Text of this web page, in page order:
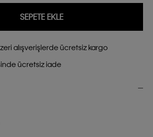
SEPETE EKLE
alışverişlerde ücretsiz kargo
ücretsiz iade